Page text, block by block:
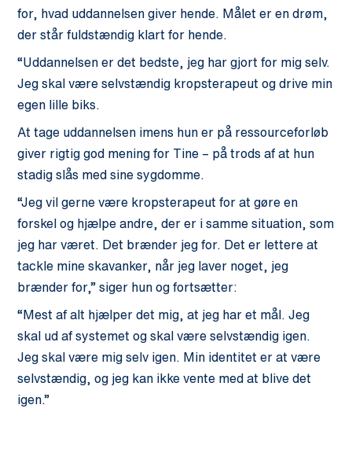
for, hvad uddannelsen giver hende. Målet er en drøm,
der står fuldstændig klart for hende.
“Uddannelsen er det bedste, jeg har gjort for mig selv.
Jeg skal være selvstændig kropsterapeut og drive min
egen lille biks.
At tage uddannelsen imens hun er på ressourceforløb
giver rigtig god mening for Tine – på trods af at hun
stadig slås med sine sygdomme.
“Jeg vil gerne være kropsterapeut for at gøre en
forskel og hjælpe andre, der er i samme situation, som
jeg har været. Det brænder jeg for. Det er lettere at
tackle mine skavanker, når jeg laver noget, jeg
brænder for,” siger hun og fortsætter:
“Mest af alt hjælper det mig, at jeg har et mål. Jeg
skal ud af systemet og skal være selvstændig igen.
Jeg skal være mig selv igen. Min identitet er at være
selvstændig, og jeg kan ikke vente med at blive det
igen.”